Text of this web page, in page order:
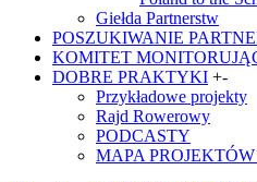
Giełda Partnerstw
POSZUKIWANIE
KOMITET
DOBRE PRAKTYKI +-
Przykładowe projekty
Rajd Rowerowy
PODCASTY
MAPA